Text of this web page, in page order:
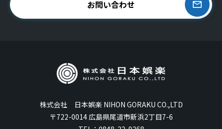
お問い合わせ
株式会社 日本娯楽 NIHON GORAKU CO.,LTD
〒722-0014 広島県尾道市新浜2丁目7-6